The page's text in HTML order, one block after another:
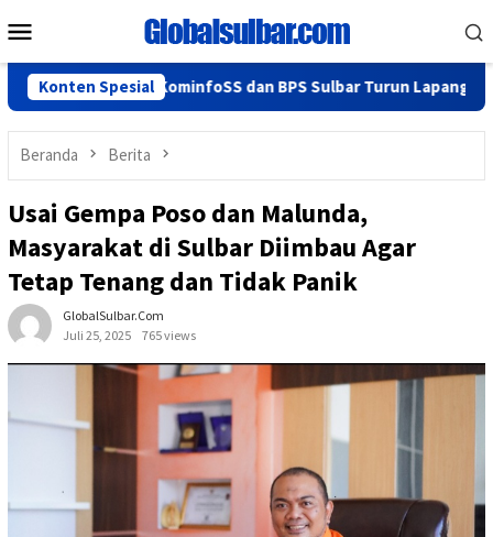
ke
Mobile
Konten Spesial
Lancar, KominfoSS dan BPS Sulbar Turun Lapangan
Beranda Berita
Usai Gempa Poso dan Malunda,
Masyarakat di Sulbar Diimbau Agar
Tetap Tenang dan Tidak Panik
GlobalSulbar.com
Juli 25, 2025
765 views